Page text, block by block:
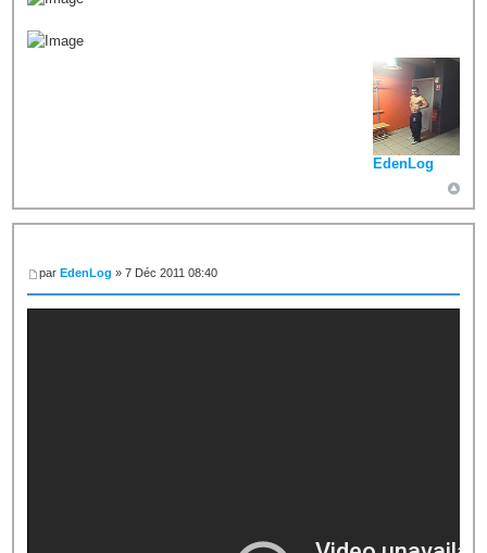
EdenLog
par EdenLog » 7 Déc 2011 08:40